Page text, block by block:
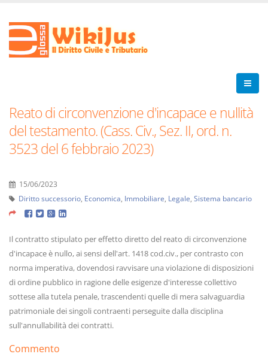
Reato di circonvenzione d'incapace e nullità
del testamento. (Cass. Civ., Sez. II, ord. n.
3523 del 6 febbraio 2023)
15/06/2023
Diritto successorio Economica Immobiliare Legale Sistema bancario
Il contratto stipulato per effetto diretto del reato di circonvenzione
d'incapace è nullo, ai sensi dell'art. 1418 cod.civ., per contrasto con
norma imperativa, dovendosi ravvisare una violazione di disposizioni
di ordine pubblico in ragione delle esigenze d'interesse collettivo
sottese alla tutela penale, trascendenti quelle di mera salvaguardia
patrimoniale dei singoli contraenti perseguite dalla disciplina
sull'annullabilità dei contratti.
Commento